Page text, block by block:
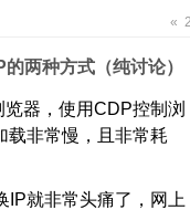
«
两种方式（纯讨论）
器，使用CDP控制浏
载非常慢，且非常耗
IP就非常头痛了，网上